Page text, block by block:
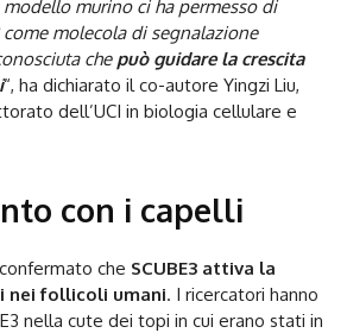
murino ci ha permesso di
come molecola di segnalazione
chepuò guidare la crescita
“, ha dichiarato il co-autore Yingzi Liu,
dell’UCI in biologia cellulare e
con i capelli
che SCUBE3 attiva la
nei follicoli umani. I ricercatori hanno
nella cute dei topi in cui erano stati in